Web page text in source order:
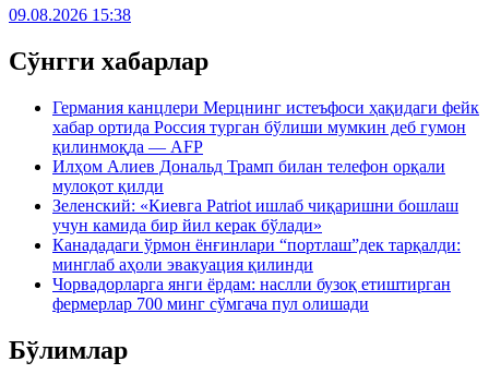
09.08.2026 15:38
Сўнгги хабарлар
Германия канцлери Мерцнинг истеъфоси ҳақидаги фейк
хабар ортида Россия турган бўлиши мумкин деб гумон
қилинмоқда — AFP
Илҳом Алиев Дональд Трамп билан телефон орқали
мулоқот қилди
Зеленский: «Киевга Patriot ишлаб чиқаришни бошлаш
учун камида бир йил керак бўлади»
Канададаги ўрмон ёнғинлари “портлаш”дек тарқалди:
минглаб аҳоли эвакуация қилинди
Чорвадорларга янги ёрдам: наслли бузоқ етиштирган
фермерлар 700 минг сўмгача пул олишади
Бўлимлар